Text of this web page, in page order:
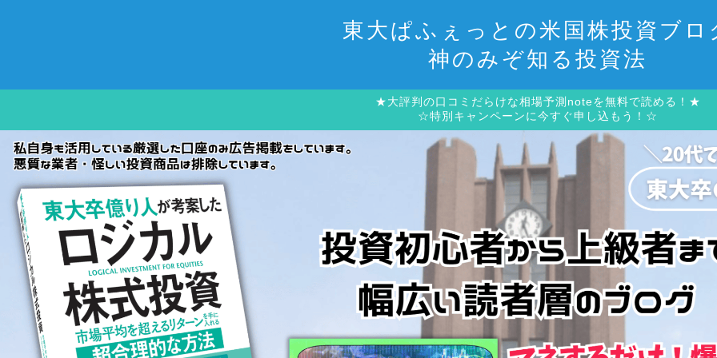
東大ぱふぇっとの米国株投資ブロ
神のみぞ知る投資法
★大評判の口コミだらけな相場予測noteを無料で読める！★
☆特別キャンペーンに今すぐ申し込もう！☆